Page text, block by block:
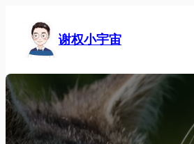
容
谢权小宇宙